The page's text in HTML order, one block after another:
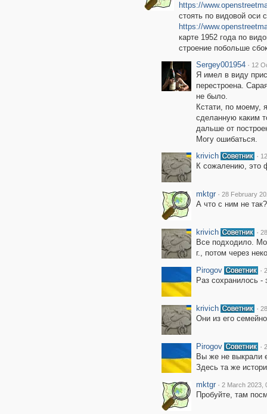
https://
стоять по видовой оси
https://
карте 1952 года по
строение побольше
Sergey001954 · 12
Я имел в виду
перестроена.
не было.
Кстати, по моему,
сделанную каким
дальше от
Могу ошибаться.
krivich
·
К сожалению, это
mktgr · 28 February
А что с ним не
krivich ·
Все подходило.
г., потом через
Pirogov
·
Раз сохранилось -
krivich ·
Они из его
Pirogov ·
Вы же не выкрали
Здесь та же
mktgr · 2 March 2023,
Пробуйте, там